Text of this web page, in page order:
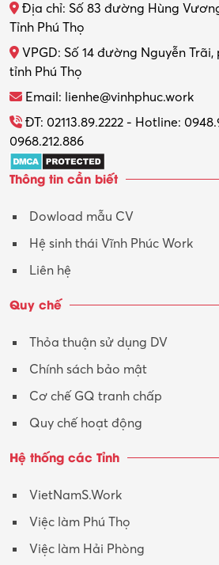
Địa chỉ: Số 83 đường Hùng
Tỉnh Phú Thọ
VPGD: Số 14 đường Nguyễn
tỉnh Phú Thọ
Email: lienhe@vinhphuc.work
ĐT: 02113.89.2222 - Hotline:
0968.212.886
Thông tin cần biết
Dowload mẫu CV
Hệ sinh thái Vĩnh Phúc Work
Liên hệ
Quy chế
Thỏa thuận sử dụng DV
Chính sách bảo mật
Cơ chế GQ tranh chấp
Quy chế hoạt động
Hệ thống các Tỉnh
VietNamS.Work
Việc làm Phú Thọ
Việc làm Hải Phòng